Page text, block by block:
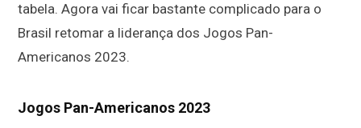
tabela. Agora vai ficar bastante complicado para o
Brasil retomar a liderança dos Jogos Pan-
Americanos 2023.
Jogos Pan-Americanos 2023